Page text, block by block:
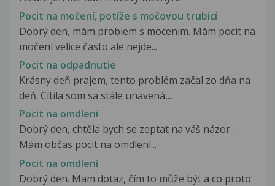
Pocit na močení, potíže s močovou trubicí
Dobrý den, mám problem s mocenim. Mám pocit na
močení velice často ale nejde...
Pocit na odpadnutie
Krásny deň prajem, tento problém začal zo dňa na
deň. Cítila som sa stále unavená,...
Pocit na omdlení
Dobrý den, chtěla bych se zeptat na váš názor..
Mám občas pocit na omdlení...
Pocit na omdlení
Dobrý den. Mam dotaz, čím to může být a co proto